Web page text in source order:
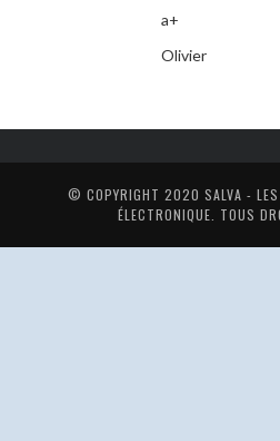
a+
Olivier
© COPYRIGHT 2020 SALVA -
ÉLECTRONIQUE . TOUS